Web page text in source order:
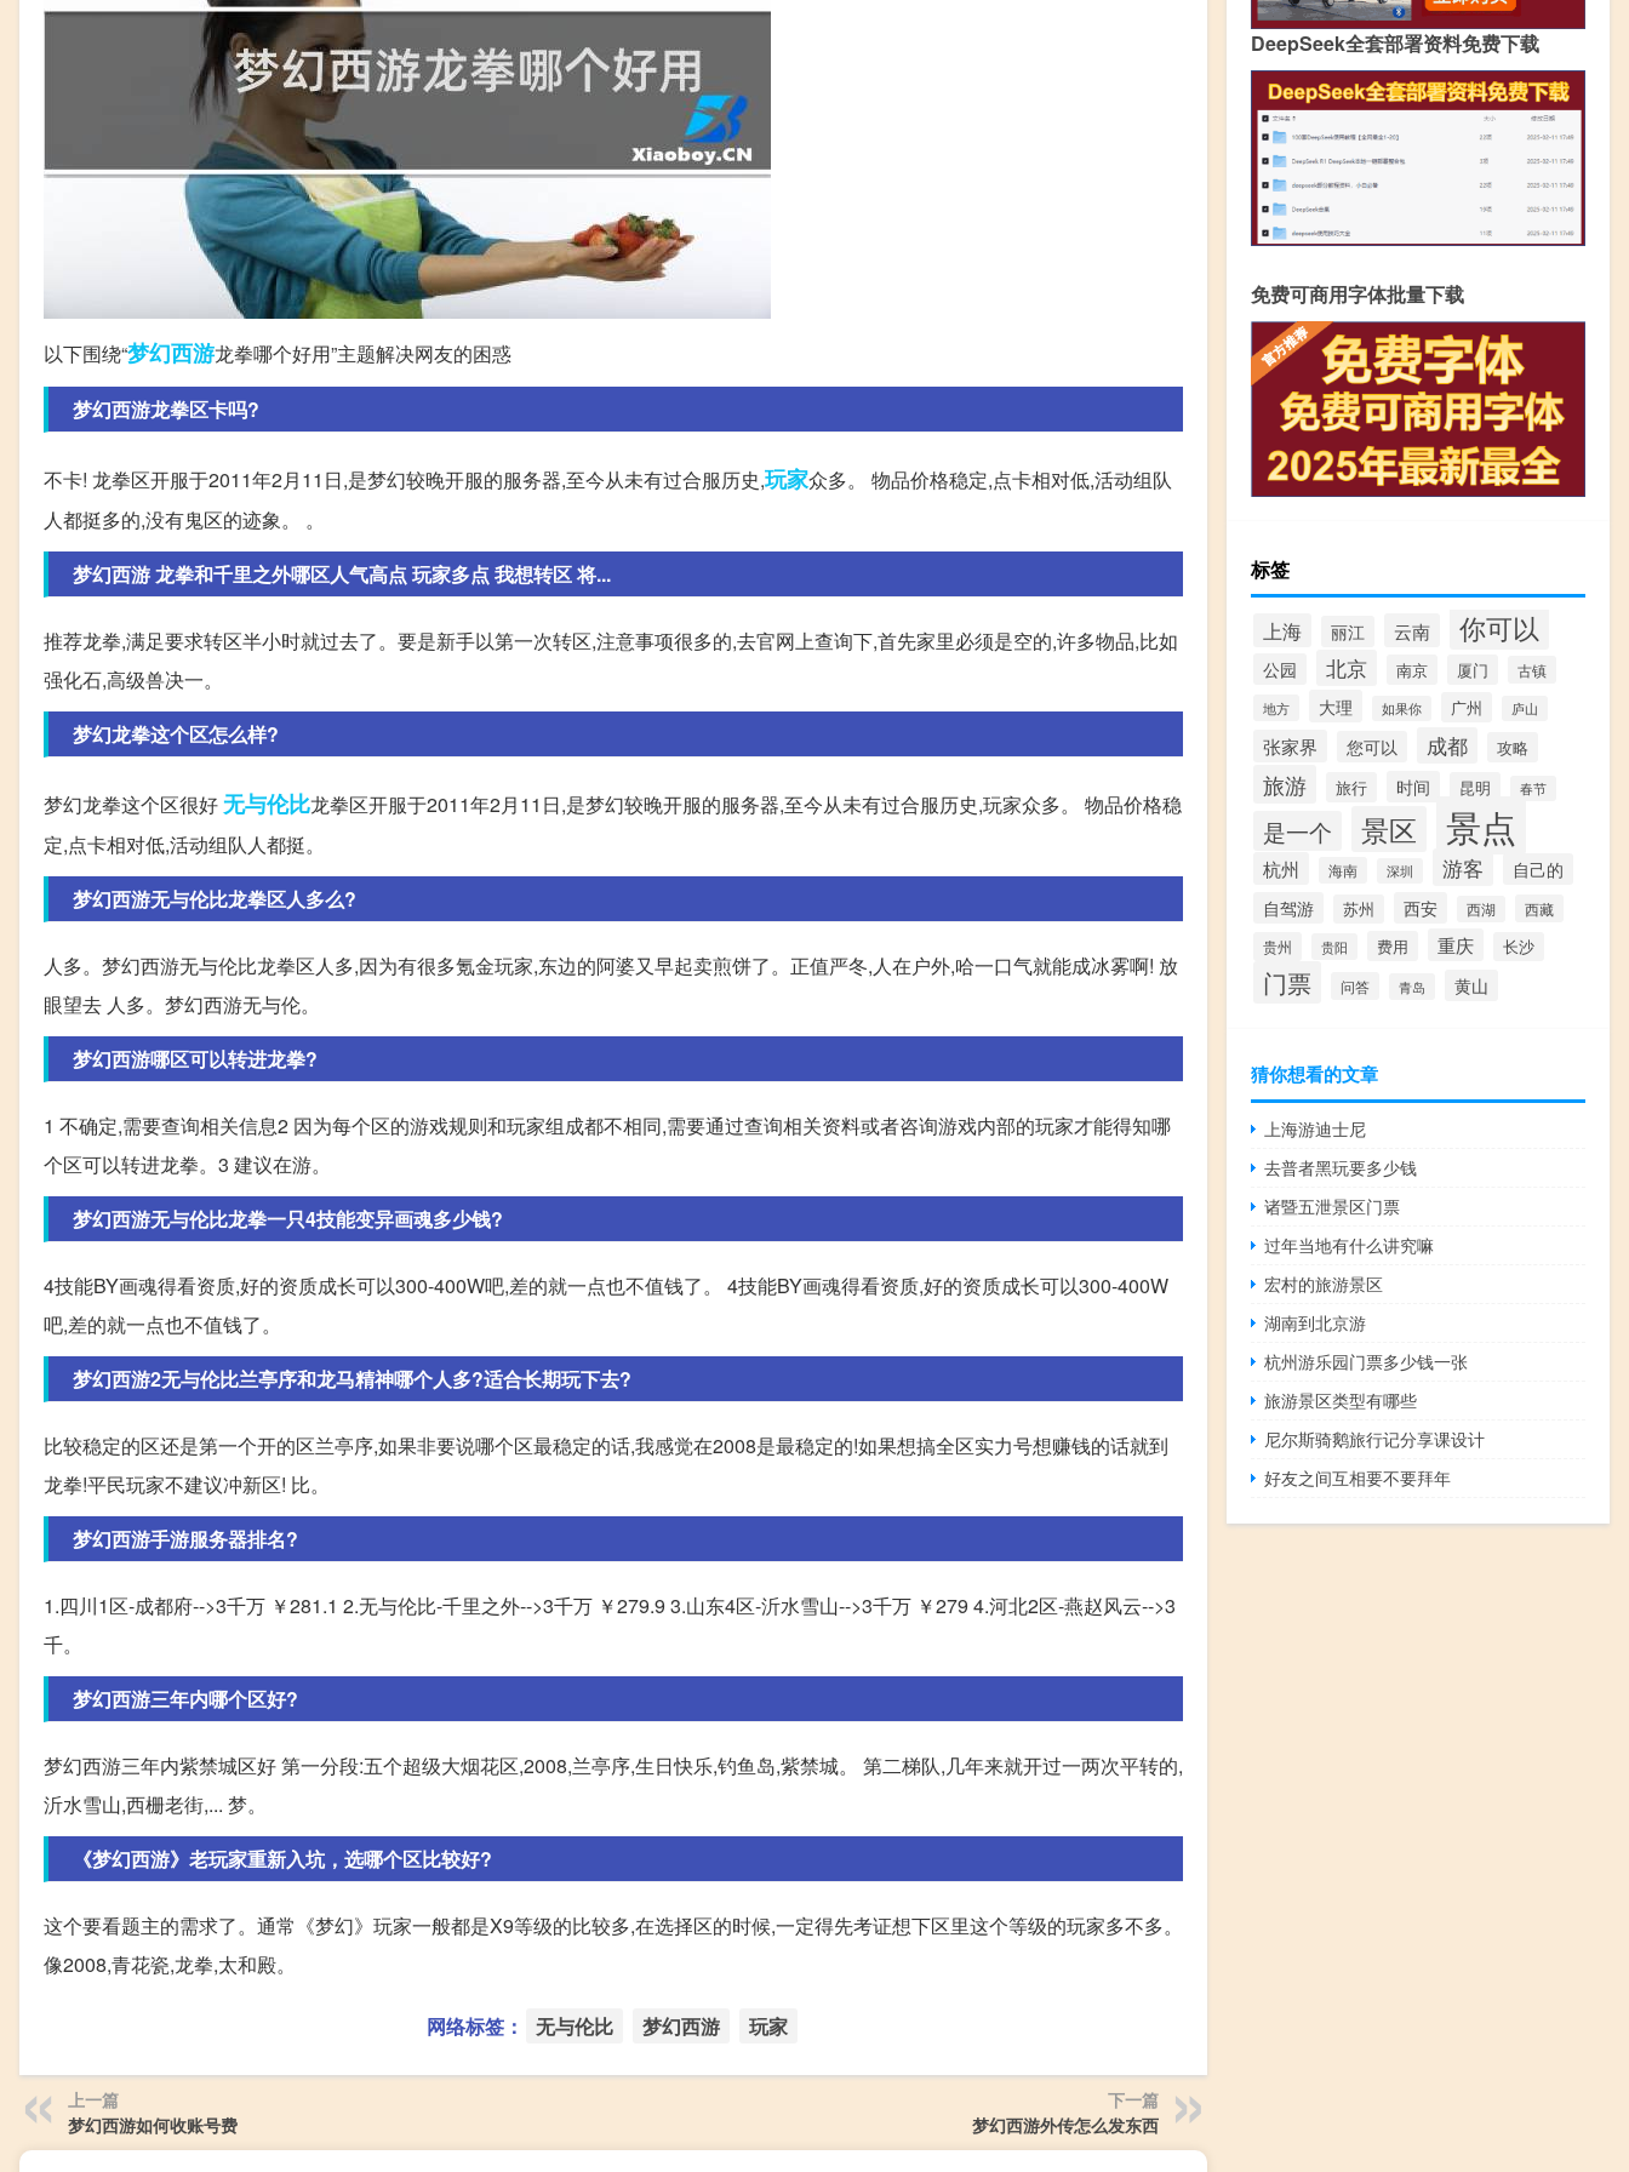
以下围绕“梦幻西游龙拳哪个好用”主题解决网友的困惑
梦幻西游龙拳区卡吗?
不卡! 龙拳区开服于2011年2月11日,是梦幻较晚开服的服务器,至今从未有过合服历史,玩家众多。 物品价格稳定,点卡相对低,活动组队
人都挺多的,没有鬼区的迹象。 。
梦幻西游 龙拳和千里之外哪区人气高点 玩家多点 我想转区 将...
推荐龙拳,满足要求转区半小时就过去了。要是新手以第一次转区,注意事项很多的,去官网上查询下,首先家里必须是空的,许多物品,比如
强化石,高级兽决一。
梦幻龙拳这个区怎么样?
梦幻龙拳这个区很好无与伦比龙拳区开服于2011年2月11日,是梦幻较晚开服的服务器,至今从未有过合服历史,玩家众多。 物品价格稳
定,点卡相对低,活动组队人都挺。
梦幻西游无与伦比龙拳区人多么?
人多。梦幻西游无与伦比龙拳区人多,因为有很多氪金玩家,东边的阿婆又早起卖煎饼了。正值严冬,人在户外,哈一口气就能成冰雾啊! 放
眼望去 人多。梦幻西游无与伦。
梦幻西游哪区可以转进龙拳?
1 不确定,需要查询相关信息2 因为每个区的游戏规则和玩家组成都不相同,需要通过查询相关资料或者咨询游戏内部的玩家才能得知哪
个区可以转进龙拳。3 建议在游。
梦幻西游无与伦比龙拳一只4技能变异画魂多少钱?
4技能BY画魂得看资质,好的资质成长可以300-400W吧,差的就一点也不值钱了。 4技能BY画魂得看资质,好的资质成长可以300-400W
吧,差的就一点也不值钱了。
梦幻西游2无与伦比兰亭序和龙马精神哪个人多?适合长期玩下去?
比较稳定的区还是第一个开的区兰亭序,如果非要说哪个区最稳定的话,我感觉在2008是最稳定的!如果想搞全区实力号想赚钱的话就到
龙拳!平民玩家不建议冲新区! 比。
梦幻西游手游服务器排名?
1.四川1区-成都府-->3千万 ￥281.1 2.无与伦比-千里之外-->3千万 ￥279.9 3.山东4区-沂水雪山-->3千万 ￥279 4.河北2区-燕赵风云-->3
千。
梦幻西游三年内哪个区好?
梦幻西游三年内紫禁城区好 第一分段:五个超级大烟花区,2008,兰亭序,生日快乐,钓鱼岛,紫禁城。 第二梯队,几年来就开过一两次平转的,
沂水雪山,西栅老街,... 梦。
《梦幻西游》老玩家重新入坑，选哪个区比较好?
这个要看题主的需求了。通常《梦幻》玩家一般都是X9等级的比较多,在选择区的时候,一定得先考证想下区里这个等级的玩家多不多。
像2008,青花瓷,龙拳,太和殿。
网络标签： 无与伦比 梦幻西游 玩家
上一篇
梦幻西游如何收账号费
下一篇
梦幻西游外传怎么发东西
DeepSeek全套部署资料免费下载
免费可商用字体批量下载
标签
上海 丽江 云南 你可以
公园 北京 南京 厦门 古镇
地方 大理 如果你 广州 庐山
张家界 您可以 成都 攻略
旅游 旅行 时间 昆明 春节
是一个 景区 景点
杭州 海南 深圳 游客
自己的
自驾游
苏州 西安 西湖 西藏
贵州 贵阳 费用 重庆 长沙
门票 问答 青岛 黄山
猜你想看的文章
上海游迪士尼
去普者黑玩要多少钱
诸暨五泄景区门票
过年当地有什么讲究嘛
宏村的旅游景区
湖南到北京游
杭州游乐园门票多少钱一张
旅游景区类型有哪些
尼尔斯骑鹅旅行记分享课设计
好友之间互相要不要拜年